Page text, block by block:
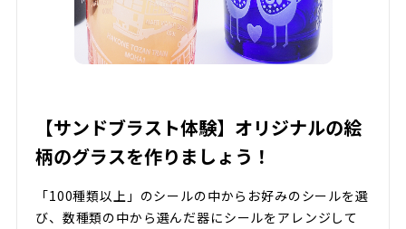
【サンドブラスト体験】オリジナルの絵
柄のグラスを作りましょう！
「100種類以上」のシールの中からお好みのシールを選
び、数種類の中から選んだ器にシールをアレンジして